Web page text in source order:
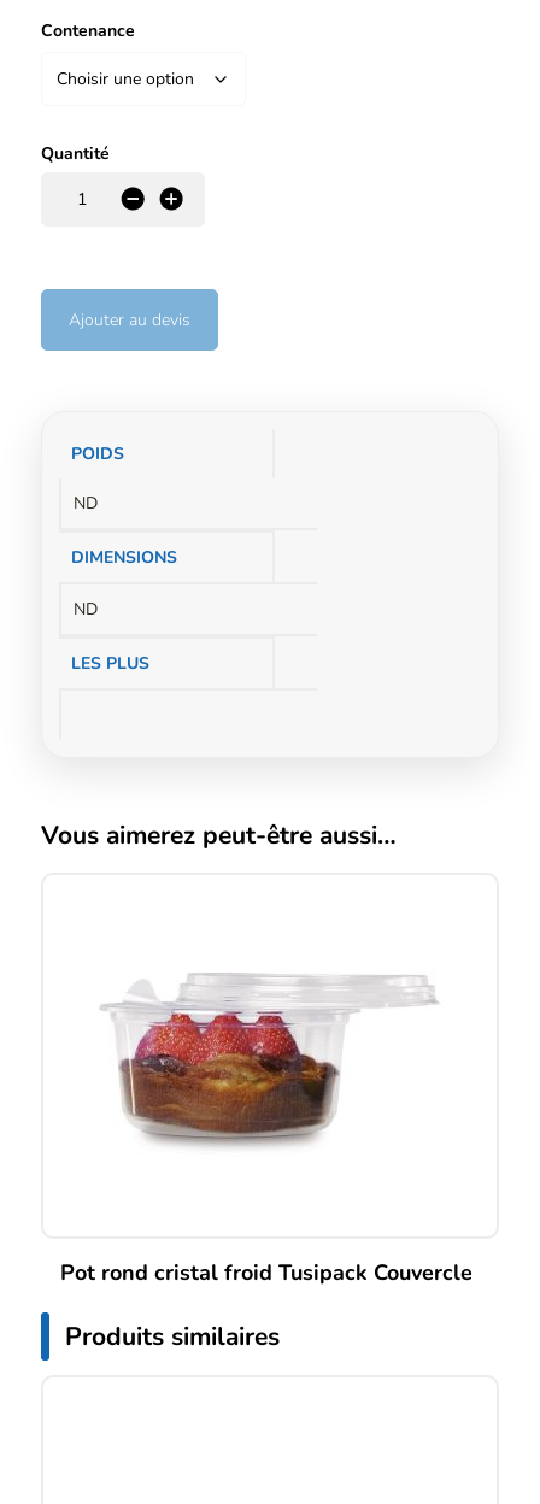
Contenance
Quantité
+
-
Ajouter au devis
Informations
POIDS
ND
DIMENSIONS
ND
LES PLUS
Vous aimerez peut-être aussi…
Pot rond cristal froid Tusipack Couvercle
Produits similaires